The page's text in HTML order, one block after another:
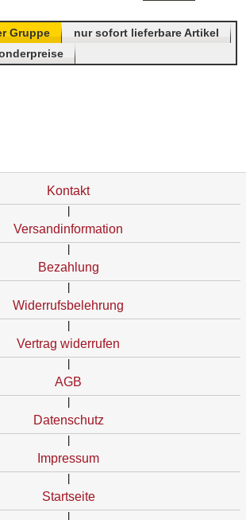
Gruppe
nur sofort lieferbare Artikel
Kontakt
Versandinformation
Bezahlung
Widerrufsbelehrung
Vertrag widerrufen
AGB
Datenschutz
Impressum
Startseite